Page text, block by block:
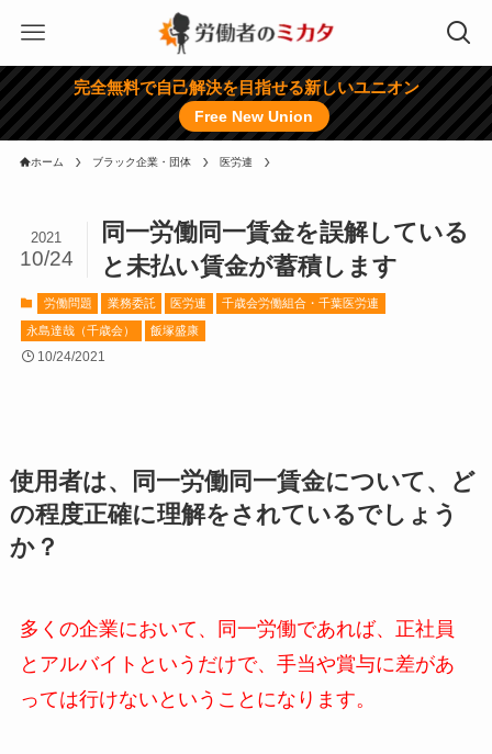
完全無料で自己解決を目指せる新しいユニオン
Free New Union
ホーム ブラック企業・団体 医労連
同一労働同一賃金を誤解している
と未払い賃金が蓄積します
2021
10/24
労働問題 業務委託 医労連 千歳会労働組合・千葉医労連
永島達哉（千歳会） 飯塚盛康
10/24/2021
使用者は、同一労働同一賃金について、ど
の程度正確に理解をされているでしょう
か？
多くの企業において、同一労働であれば、正社員
とアルバイトというだけで、手当や賞与に差があ
っては行けないということになります。